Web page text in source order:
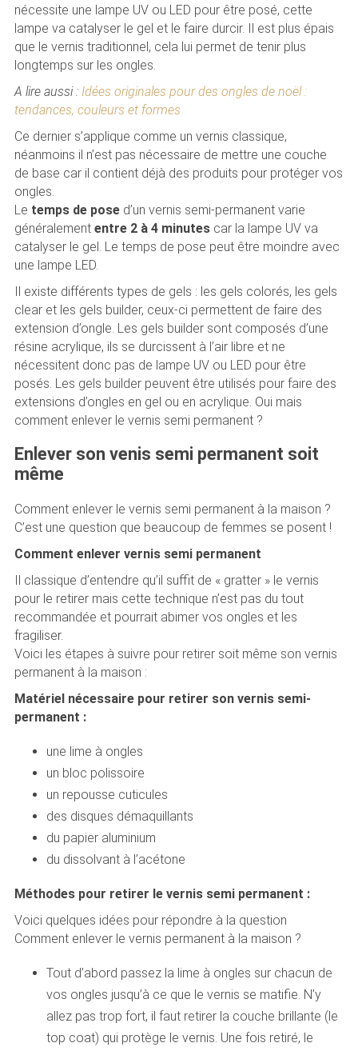
nécessite une lampe UV ou LED pour être posé, cette
lampe va catalyser le gel et le faire durcir. Il est plus épais
que le vernis traditionnel, cela lui permet de tenir plus
longtemps sur les ongles.
A lire aussi : Idées originales pour des ongles de noël :
tendances, couleurs et formes
Ce dernier s’applique comme un vernis classique,
néanmoins il n’est pas nécessaire de mettre une couche
de base car il contient déjà des produits pour protéger vos
ongles.
Le temps de posed’un vernis semi-permanent varie
généralement entre 2 à 4 minutescar la lampe UV va
catalyser le gel. Le temps de pose peut être moindre avec
une lampe LED.
Il existe différents types de gels : les gels colorés, les gels
clear et les gels builder, ceux-ci permettent de faire des
extension d’ongle. Les gels builder sont composés d’une
résine acrylique, ils se durcissent à l’air libre et ne
nécessitent donc pas de lampe UV ou LED pour être
posés. Les gels builder peuvent être utilisés pour faire des
extensions d’ongles en gel ou en acrylique. Oui mais
comment enlever le vernis semi permanent ?
Enlever son venis semi permanent soit
même
Comment enlever le vernis semi permanent à la maison ?
C’est une question que beaucoup de femmes se posent !
Comment enlever vernis semi permanent
Il classique d’entendre qu’il suffit de « gratter » le vernis
pour le retirer mais cette technique n’est pas du tout
recommandée et pourrait abimer vos ongles et les
fragiliser.
Voici les étapes à suivre pour retirer soit même son vernis
permanent à la maison :
Matériel nécessaire pour retirer son vernis semi-
permanent :
une lime à ongles
un bloc polissoire
un repousse cuticules
des disques démaquillants
du papier aluminium
du dissolvant à l’acétone
Méthodes pour retirer le vernis semi permanent :
Voici quelques idées pour répondre à la question
Comment enlever le vernis permanent à la maison ?
Tout d’abord passez la lime à ongles sur chacun de
vos ongles jusqu’à ce que le vernis se matifie. N’y
allez pas trop fort, il faut retirer la couche brillante (le
top coat) qui protège le vernis. Une fois retiré, le